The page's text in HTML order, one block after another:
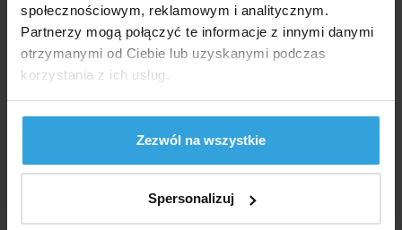
społecznościowym, reklamowym i analitycznym.
Partnerzy mogą połączyć te informacje z innymi danymi
otrzymanymi od Ciebie lub uzyskanymi podczas
korzystania z ich usług.
Zezwól na wszystkie
Spersonalizuj
Lampy Wędka i ryba